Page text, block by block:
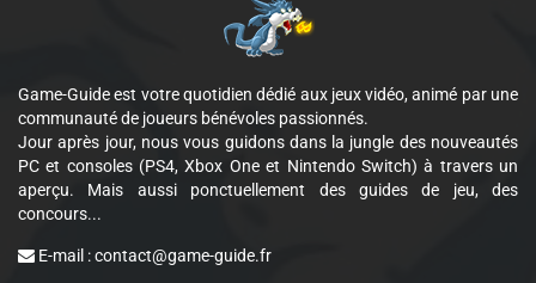
Game-Guide est votre quotidien dédié aux jeux vidéo, animé par une
communauté de joueurs bénévoles passionnés.
Jour après jour, nous vous guidons dans la jungle des nouveautés
PC et consoles (PS4, Xbox One et Nintendo Switch) à travers un
aperçu. Mais aussi ponctuellement des guides de jeu, des
concours...
E-mail :contact@game-guide.fr